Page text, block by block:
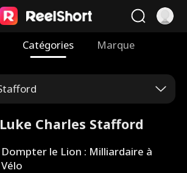
Catégories Marque
Charles Stafford
Dompter le Lion : Milliardaire à
Vélo